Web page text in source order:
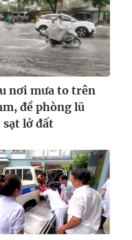
nơi mưa to trên
đề phòng lũ
sạt lở đất